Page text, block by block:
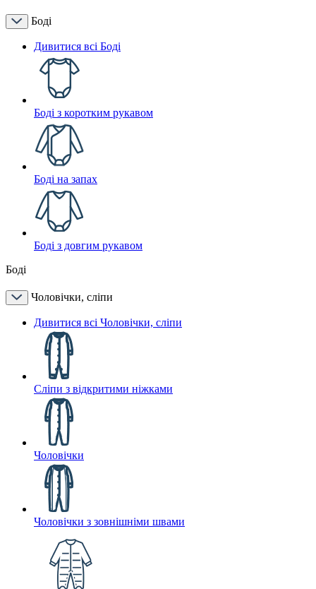
Боді
Дивитися всі Боді
Боді з коротким рукавом
Боді на запах
Боді з довгим рукавом
Боді
Чоловічки, сліпи
Дивитися всі Чоловічки, сліпи
Сліпи з відкритими ніжками
Чоловічки
Чоловічки з зовнішніми швами